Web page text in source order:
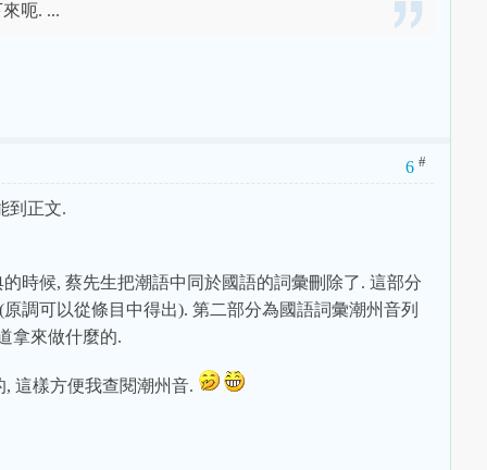
呃. ...
6 #
到正文.
時候, 蔡先生把潮語中同於國語的詞彙刪除了. 這部分
調可以從條目中得出). 第二部分為國語詞彙潮州音列
拿來做什麼的.
這樣方便我查閱潮州音.